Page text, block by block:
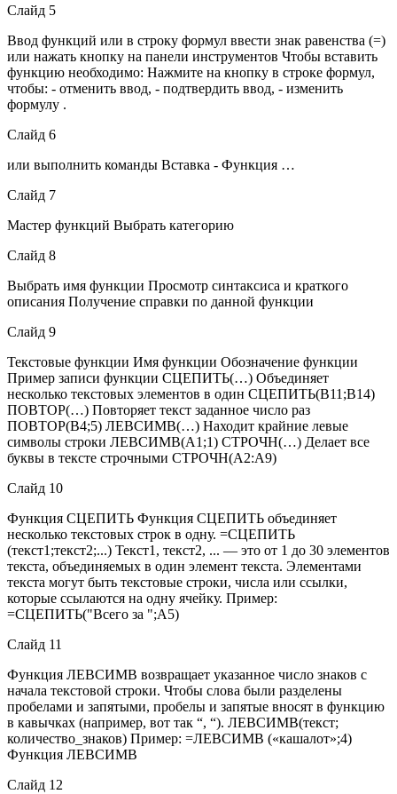
Слайд 5
Ввод функций или в строку формул ввести знак равенства (=)
или нажать кнопку на панели инструментов Чтобы вставить
функцию необходимо: Нажмите на кнопку в строке формул,
чтобы: - отменить ввод, - подтвердить ввод, - изменить
формулу .
Слайд 6
или выполнить команды Вставка - Функция …
Слайд 7
Мастер функций Выбрать категорию
Слайд 8
Выбрать имя функции Просмотр синтаксиса и краткого
описания Получение справки по данной функции
Слайд 9
Текстовые функции Имя функции Обозначение функции
Пример записи функции СЦЕПИТЬ(…) Объединяет
несколько текстовых элементов в один СЦЕПИТЬ(В11;В14)
ПОВТОР(…) Повторяет текст заданное число раз
ПОВТОР(В4;5) ЛЕВСИМВ(…) Находит крайние левые
символы строки ЛЕВСИМВ(А1;1) СТРОЧН(…) Делает все
буквы в тексте строчными СТРОЧН(А2:А9)
Слайд 10
Функция СЦЕПИТЬ Функция СЦЕПИТЬ объединяет
несколько текстовых строк в одну. =СЦЕПИТЬ
(текст1;текст2;...) Текст1, текст2, ... — это от 1 до 30 элементов
текста, объединяемых в один элемент текста. Элементами
текста могут быть текстовые строки, числа или ссылки,
которые ссылаются на одну ячейку. Пример:
=СЦЕПИТЬ("Всего за ";А5)
Слайд 11
Функция ЛЕВСИМВ возвращает указанное число знаков с
начала текстовой строки. Чтобы слова были разделены
пробелами и запятыми, пробелы и запятые вносят в функцию
в кавычках (например, вот так “, “). ЛЕВСИМВ(текст;
количество_знаков) Пример: =ЛЕВСИМВ («кашалот»;4)
Функция ЛЕВСИМВ
Слайд 12